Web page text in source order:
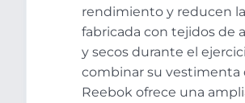
rendimiento y reducen
fabricada con tejidos de
y secos durante el
combinar su vestimenta
Reebok ofrece una